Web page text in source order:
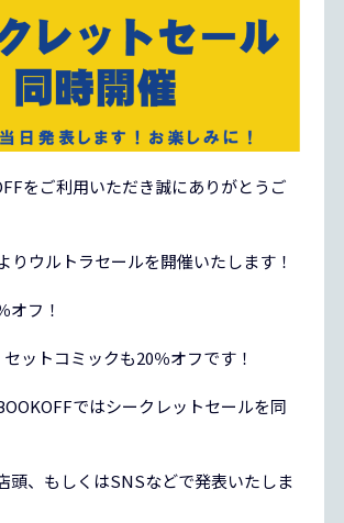
をご利用いただき誠にありがとうご
りウルトラセールを開催いたします！
オフ！
ットコミックも20％オフです！
ではシークレットセールを同
頭、もしくはSNSなどで発表いたしま